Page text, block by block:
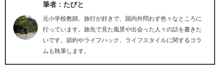
筆者：たびと
元小学校教師。旅行が好きで、国内外問わず色々なところに
行っています。旅先で見た風景や出会った人々の話を書きた
いです。節約やライフハック、ライフスタイルに関するコラ
ムも執筆します。